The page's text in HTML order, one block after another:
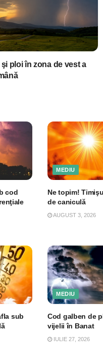
ploi în zona de vest a
cod
MEDIU
Ne topim!
de caniculă
AUGUST 3, 2026
sub
MEDIU
Cod galben de
vijelii în Banat
IULIE 27, 2026